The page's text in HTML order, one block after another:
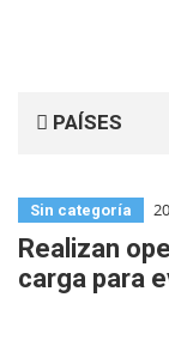
PAÍSES
Sin categoría
Realizan
carga para